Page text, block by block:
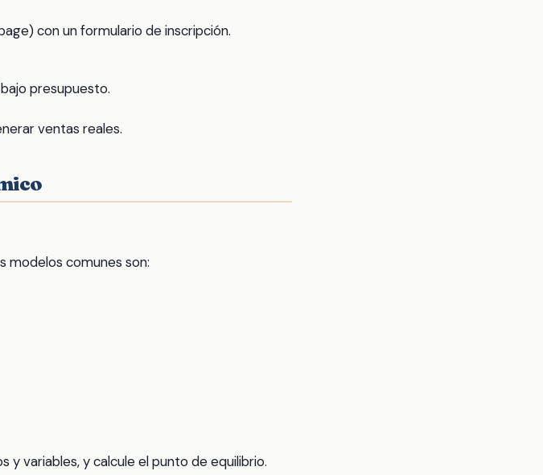
con un formulario de inscripción.
presupuesto.
ventas reales.
modelos comunes son:
y variables, y calcule el punto de equilibrio.